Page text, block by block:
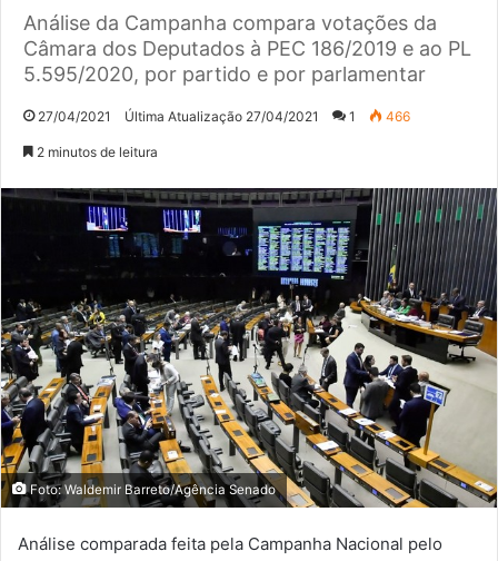
Análise da Campanha compara votações da
Câmara dos Deputados à PEC 186/2019 e ao PL
5.595/2020, por partido e por parlamentar
27/04/2021 Última Atualização 27/04/2021 1 466
2 minutos de leitura
Foto: Waldemir Barreto/Agência Senado
Análise comparada feita pela Campanha Nacional pelo